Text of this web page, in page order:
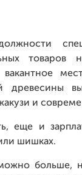
вакантное
древесины вы
и
еще и
шишках.
больше,